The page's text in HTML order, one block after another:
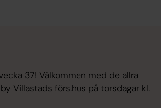
37! Välkommen med de allra
Villastads förs.hus på torsdagar kl.